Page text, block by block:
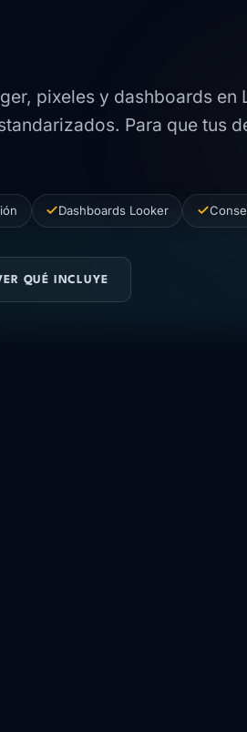
pixeles y dashboards en
Para que tus
Dashboards Looker
QUÉ INCLUYE